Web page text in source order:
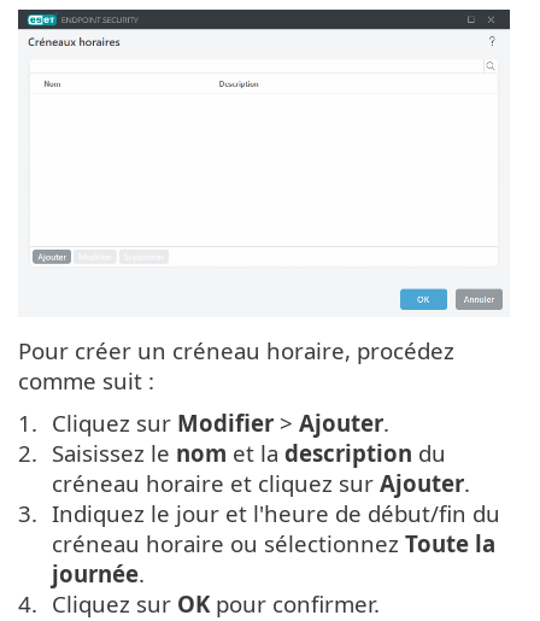
Pour créer un créneau horaire, procédez
comme suit :
Cliquez sur Modifier > Ajouter.
Saisissez le nom et la description du
créneau horaire et cliquez sur Ajouter.
Indiquez le jour et l'heure de début/fin du
créneau horaire ou sélectionnez Toute la
journée.
Cliquez sur OKpour confirmer.